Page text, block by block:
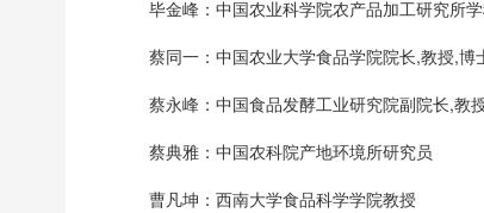
毕金峰：中国农业科学院农产品加工研究所
蔡同一：中国农业大学食品学院院长,教授,博
蔡永峰：中国食品发酵工业研究院副院长,教
蔡典雅：中国农科院产地环境所研究员
曹凡坤：西南大学食品科学学院教授